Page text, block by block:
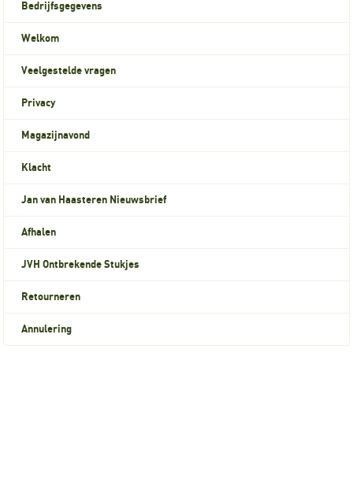
Bedrijfsgegevens
Welkom
Veelgestelde vragen
Privacy
Magazijnavond
Klacht
Jan van Haasteren Nieuwsbrief
Afhalen
JVH Ontbrekende Stukjes
Retourneren
Annulering